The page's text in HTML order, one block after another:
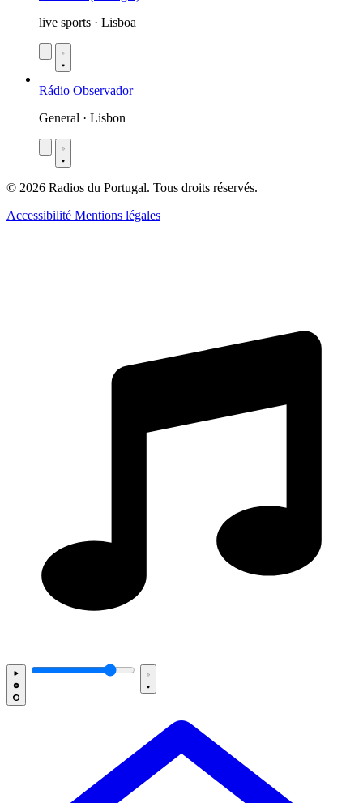
live sports · Lisboa
Rádio Observador
General · Lisbon
© 2026 Radios du Portugal. Tous droits réservés.
Accessibilité Mentions légales